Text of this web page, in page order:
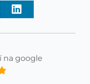
na google